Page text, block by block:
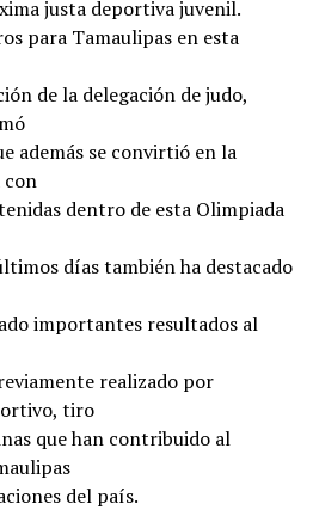
justa deportiva juvenil.
para Tamaulipas en esta
de la delegación de judo,
además se convirtió en la
con
dentro de esta Olimpiada
días también ha destacado
importantes resultados al
realizado por
tiro
que han contribuido al
del país.